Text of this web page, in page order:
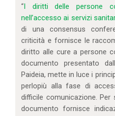
“I diritti delle persone
nell’accesso ai servizi
di una consensus
criticità e fornisce le
diritto alle cure a persone
documento presentato
Paideia, mette in luce i
perlopiù alla fase di
difficile comunicazione.
documento fornisce